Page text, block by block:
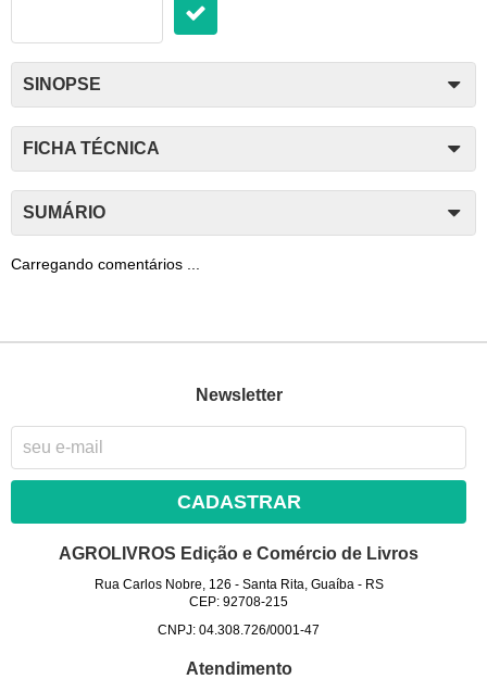
SINOPSE
FICHA TÉCNICA
SUMÁRIO
Carregando comentários ...
Newsletter
CADASTRAR
AGROLIVROS Edição e Comércio de Livros
Rua Carlos Nobre, 126 - Santa Rita, Guaíba- RS
CEP: 92708-215
CNPJ: 04.308.726/0001-47
Atendimento